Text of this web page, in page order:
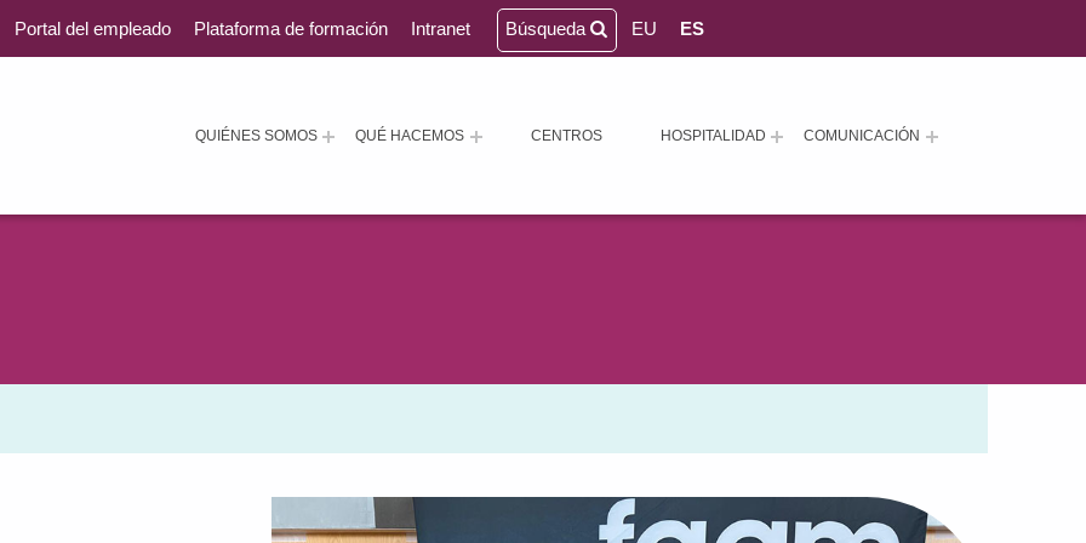
QUIÉNES SOMOS QUÉ HACEMOS CENTROS HOSPITALIDAD COMUNICACIÓN
Portal del empleado Plataforma de formación Intranet Búsqueda EU ES